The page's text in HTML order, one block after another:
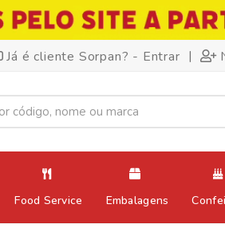
Já é cliente Sorpan? - Entrar |
Food Service Embalagens